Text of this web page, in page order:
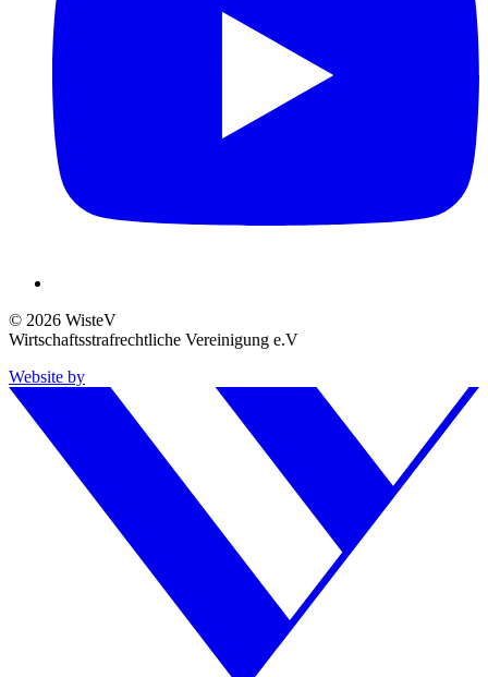
© 2026 WisteV
Wirtschaftsstrafrechtliche Vereinigung e.V
Website by